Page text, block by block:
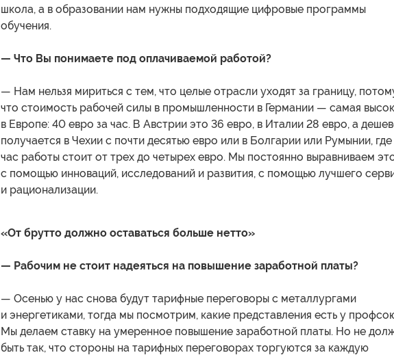
школа, а в образовании нам нужны подходящие цифровые программы
обучения.
— Что Вы понимаете под оплачиваемой работой?
— Нам нельзя мириться с тем, что целые отрасли уходят за границу,
что стоимость рабочей силы в промышленности в Германии — самая
в Европе: 40 евро за час. В Австрии это 36 евро, в Италии 28 евро, а
получается в Чехии с почти десятью евро или в Болгарии или Румынии, где
час работы стоит от трех до четырех евро. Мы постоянно выравниваем
с помощью инноваций, исследований и развития, с помощью лучшего
и рационализации.
«От брутто должно оставаться больше нетто»
— Рабочим не стоит надеяться на повышение заработной платы?
— Осенью у нас снова будут тарифные переговоры с металлургами
и энергетиками, тогда мы посмотрим, какие представления есть у
Мы делаем ставку на умеренное повышение заработной платы. Но не
быть так, что стороны на тарифных переговорах торгуются за каждую